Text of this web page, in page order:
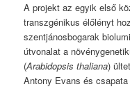
A projekt az egyik első
transzgénikus élőlényt
szentjánosbogarak
útvonalat a
(Arabidopsis thaliana)
Antony Evans és